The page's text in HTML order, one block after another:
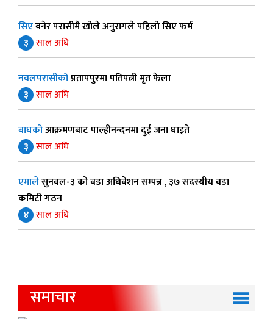
सिएबनेर परासीमै खोले अनुरागले पहिलो सिए फर्म
३ साल अघि
नवलपरासीकोप्रतापपुरमा पतिपत्नी मृत फेला
३ साल अघि
बाघकोआक्रमणबाट पाल्हीनन्दनमा दुई जना घाइते
३ साल अघि
एमालेसुनवल-३ को वडा अधिवेशन सम्पन्न , ३७ सदस्यीय वडा
कमिटी गठन
४ साल अघि
समाचार